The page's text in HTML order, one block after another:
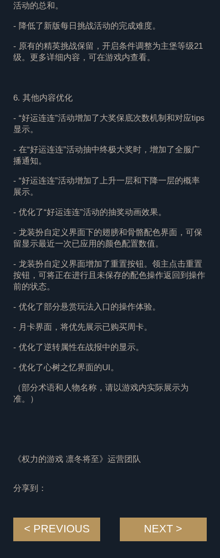
活动的总和。
- 降低了新版每日挑战活动的完成难度。
- 原有的精英挑战保留，开启条件调整为主堡等级21
级。更多详细内容，可在游戏内查看。
6. 其他内容优化
- “好运连连”活动增加了大奖保底次数机制和对应tips
显示。
- 在“好运连连”活动抽中终极大奖时，增加了全服广
播通知。
- “好运连连”活动增加了上升一层和下降一层的概率
展示。
- 优化了“好运连连”活动的抽奖动画效果。
- 龙装扮自定义界面下的翅膀和骨骼配色界面，可保
留显示最近一次已应用的颜色配置数值。
- 龙装扮自定义界面增加了重置按钮。领主点击重置
按钮，可将正在进行且未保存的配色操作返回到操作
前的状态。
- 优化了部分悬赏玩法入口的操作体验。
- 月卡界面，将优先展示已购买周卡。
- 优化了逆转属性在战报中的显示。
- 优化了心树之忆界面的UI。
（部分术语和人物名称，请以游戏内实际展示为
准。）
《权力的游戏 凛冬将至》运营团队
分享到：
< PREVIOUS NEXT >